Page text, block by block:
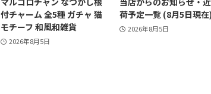
付チャーム 全5種 ガチャ 猫
モチーフ 和風和雑貨
2026年8月5日
荷予定一覧 (8月5日現在)
2026年8月5日